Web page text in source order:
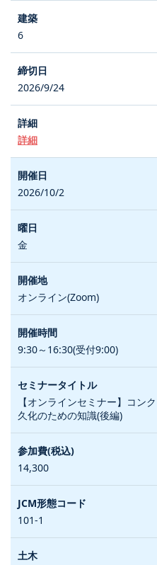
6
2026/9/24
詳細
2026/10/2
金
オンライン(Zoom)
9:30～16:30(受付9:00)
【オンラインセミナー】コン
久化のための知識(後編)
14,300
101-1